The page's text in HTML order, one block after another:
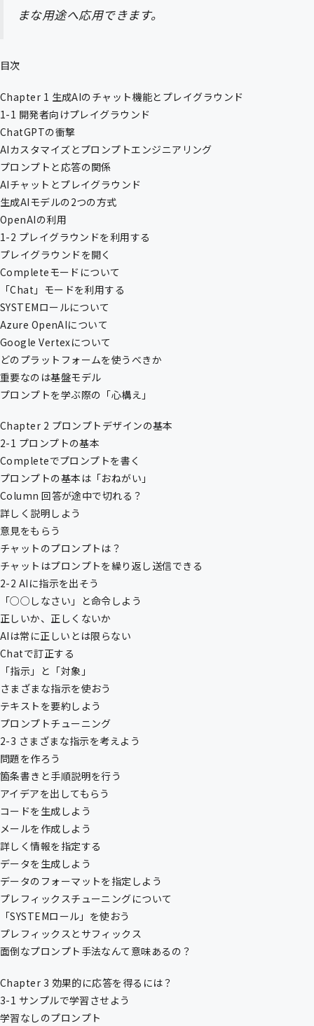
まな用途へ応用できます。
目次
Chapter 1 生成AIのチャット機能とプレイグラウンド
1-1 開発者向けプレイグラウンド
ChatGPTの衝撃
AIカスタマイズとプロンプトエンジニアリング
プロンプトと応答の関係
AIチャットとプレイグラウンド
生成AIモデルの2つの方式
OpenAIの利用
1-2 プレイグラウンドを利用する
プレイグラウンドを開く
Completeモードについて
「Chat」モードを利用する
SYSTEMロールについて
Azure OpenAIについて
Google Vertexについて
どのプラットフォームを使うべきか
重要なのは基盤モデル
プロンプトを学ぶ際の「心構え」
Chapter 2 プロンプトデザインの基本
2-1 プロンプトの基本
Completeでプロンプトを書く
プロンプトの基本は「おねがい」
Column 回答が途中で切れる？
詳しく説明しよう
意見をもらう
チャットのプロンプトは？
チャットはプロンプトを繰り返し送信できる
2-2 AIに指示を出そう
「○○しなさい」と命令しよう
正しいか、正しくないか
AIは常に正しいとは限らない
Chatで訂正する
「指示」と「対象」
さまざまな指示を使おう
テキストを要約しよう
プロンプトチューニング
2-3 さまざまな指示を考えよう
問題を作ろう
箇条書きと手順説明を行う
アイデアを出してもらう
コードを生成しよう
メールを作成しよう
詳しく情報を指定する
データを生成しよう
データのフォーマットを指定しよう
プレフィックスチューニングについて
「SYSTEMロール」を使おう
プレフィックスとサフィックス
面倒なプロンプト手法なんて意味あるの？
Chapter 3 効果的に応答を得るには？
3-1 サンプルで学習させよう
学習なしのプロンプト